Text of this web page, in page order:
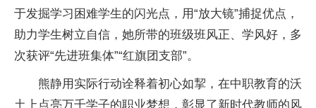
于发掘学习困难学生的闪光点，用“放大镜”捕捉优点，
助力学生树立自信，她所带的班级班风正、学风好，多
次获评“先进班集体”“红旗团支部”。
熊静用实际行动诠释着初心如挈，在中职教育的沃
土上点亮万千学子的职业梦想，彰显了新时代教师的风